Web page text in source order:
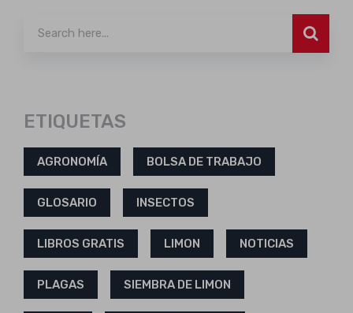
ETIQUETAS
AGRONOMÍA BOLSA DE TRABAJO
GLOSARIO INSECTOS
LIBROS GRATIS LIMON NOTICIAS
PLAGAS SIEMBRA DE LIMON